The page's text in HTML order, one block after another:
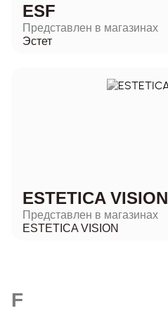
ESF
Представлен в магазинах
Эстет
ESTETICA VISION
Представлен в магазинах
ESTETICA VISION
F